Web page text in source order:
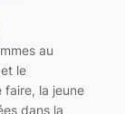
au
le
faire, la jeune
dans la